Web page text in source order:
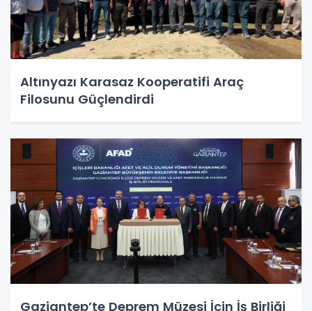
Altınyazı Karasaz Kooperatifi Araç
Filosunu Güçlendirdi
Gaziantep’te Deprem Müzesi İçin İş Birliği